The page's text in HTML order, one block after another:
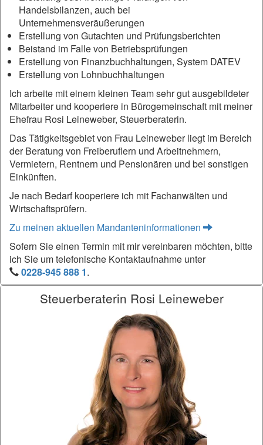
Handelsbilanzen, auch bei
Unternehmensveräußerungen
Erstellung von Gutachten und Prüfungsberichten
Beistand im Falle von Betriebsprüfungen
Erstellung von Finanzbuchhaltungen, System DATEV
Erstellung von Lohnbuchhaltungen
Ich arbeite mit einem kleinen Team sehr gut ausgebildeter
Mitarbeiter und kooperiere in Bürogemeinschaft mit meiner
Ehefrau Rosi Leineweber, Steuerberaterin.
Das Tätigkeitsgebiet von Frau Leineweber liegt im Bereich
der Beratung von Freiberuflern und Arbeitnehmern,
Vermietern, Rentnern und Pensionären und bei sonstigen
Einkünften.
Je nach Bedarf kooperiere ich mit Fachanwälten und
Wirtschaftsprüfern.
Zu meinen aktuellen Mandanteninformationen
Sofern Sie einen Termin mit mir vereinbaren möchten, bitte
ich Sie um telefonische Kontaktaufnahme unter
0228-945 888 1.
Steuerberaterin Rosi Leineweber